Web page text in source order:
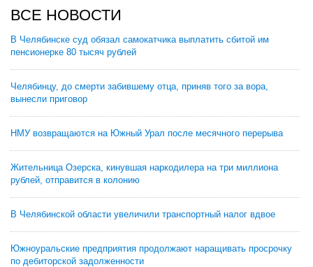
ВСЕ НОВОСТИ
В Челябинске суд обязал самокатчика выплатить сбитой им
пенсионерке 80 тысяч рублей
Челябинцу, до смерти забившему отца, приняв того за вора,
вынесли приговор
НМУ возвращаются на Южный Урал после месячного перерыва
Жительница Озерска, кинувшая наркодилера на три миллиона
рублей, отправится в колонию
В Челябинской области увеличили транспортный налог вдвое
Южноуральские предприятия продолжают наращивать просрочку
по дебиторской задолженности